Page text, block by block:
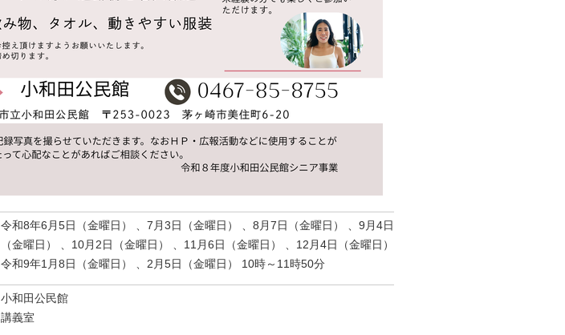
令和8年6月5日（金曜日） 、7月3日（金曜日） 、8月7日（金曜日） 、9月4日
（金曜日） 、10月2日（金曜日） 、11月6日（金曜日） 、12月4日（金曜日）
令和9年1月8日（金曜日） 、2月5日（金曜日） 10時～11時50分
小和田公民館
講義室